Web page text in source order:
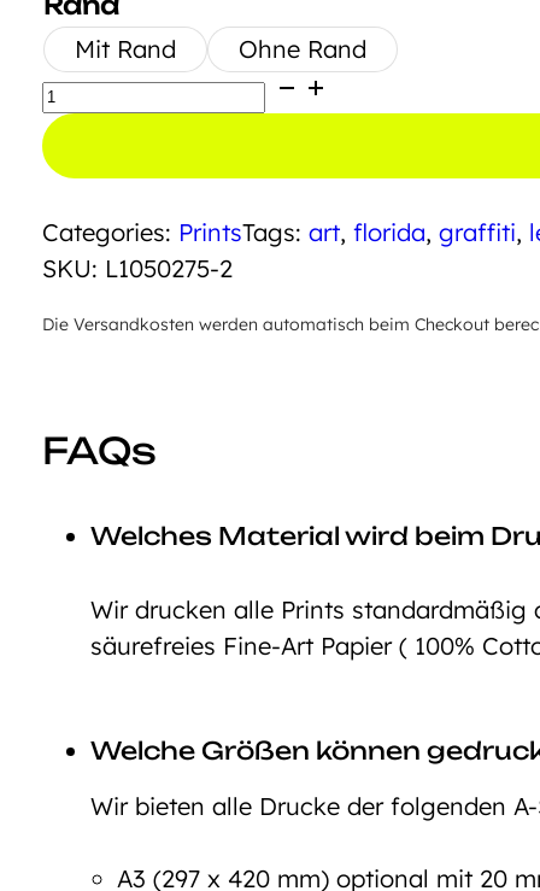
Mit Rand
Ohne Rand
Wynwood
Monkey
Miami
Categories: PrintsTags: art, florida, graffiti,
SKU: L1050275-2
Die Versandkosten werden automatisch beim Checkout
FAQs
Welches Material wird beim
Wir drucken alle Prints standardmäßig
säurefreies Fine-Art Papier ( 100%
Welche Größen können
Wir bieten alle Drucke der folgenden
A3 (297 x 420 mm) optional mit 20